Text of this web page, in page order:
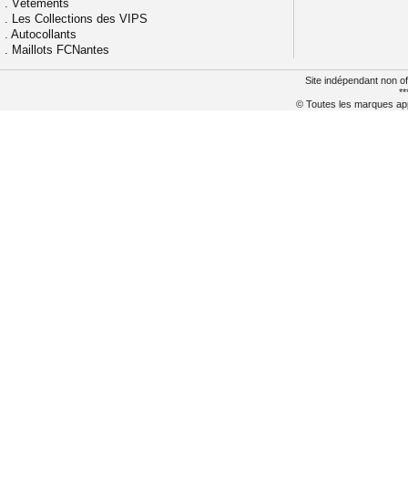
. Vêtements
. Les Collections des VIPS
. Autocollants
. Maillots FCNantes
Site indépendant non
© Toutes les marques